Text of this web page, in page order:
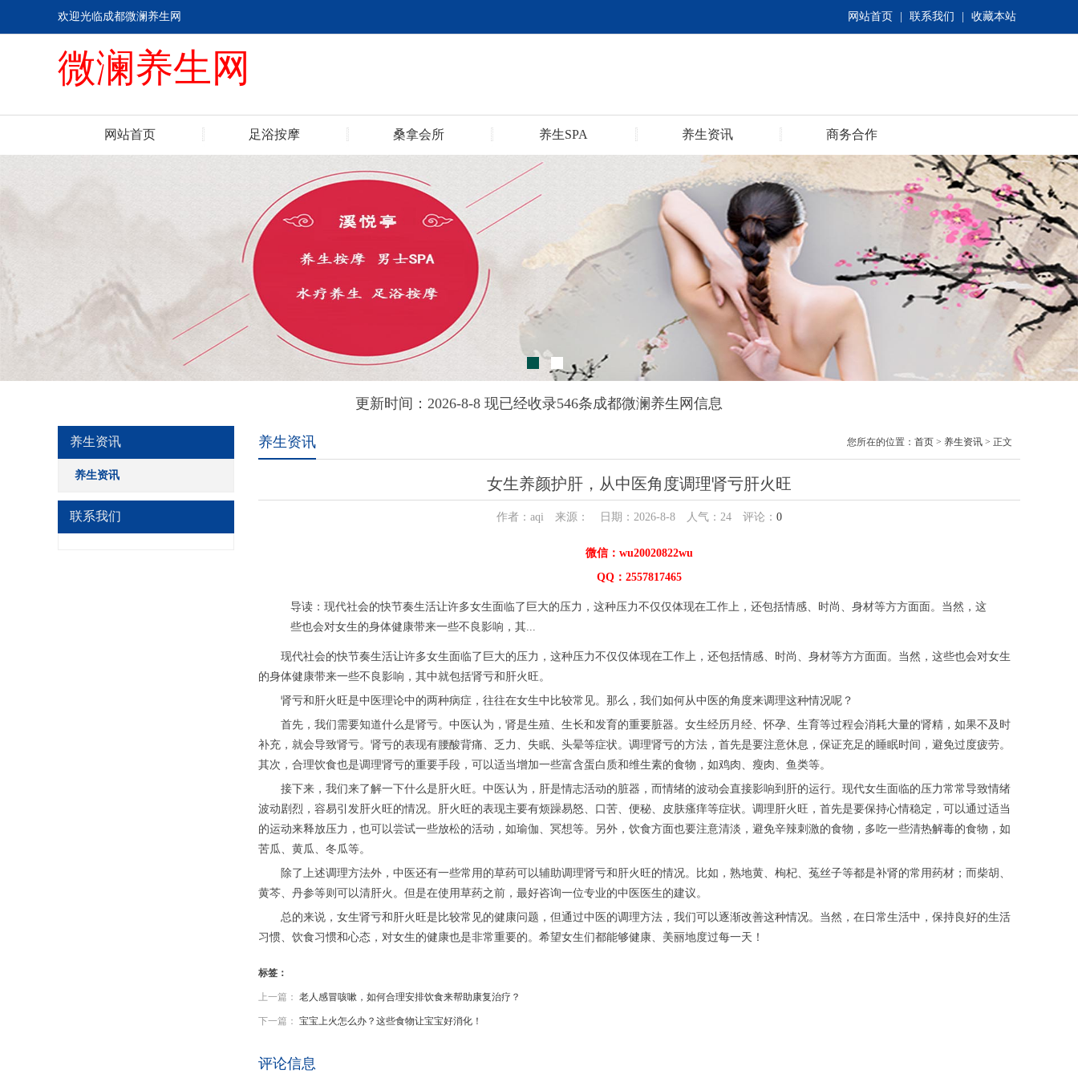
网站首页 联系我们 收藏本站
欢迎光临成都微澜养生网
微澜养生网
网站首页 足浴按摩 桑拿会所 养生SPA 养生资讯 商务合作
更新时间：2026-8-8 现已经收录546条成都微澜养生网信息
养生资讯
养生资讯
联系我们
养生资讯 您所在的位置： 首页 > 养生资讯 > 正文
女生养颜护肝，从中医角度调理肾亏肝火旺
作者：aqi 来源： 日期：2026-8-8 人气： 24 评论： 0
微信：wu20020822wu
QQ：2557817465
导读：现代社会的快节奏生活让许多女生面临了巨大的压力，这种压力不仅仅体现在工作上，还包括情感、时尚、身材等方方面面。当然，这
些也会对女生的身体健康带来一些不良影响，其...
现代社会的快节奏生活让许多女生面临了巨大的压力，这种压力不仅仅体现在工作上，还包括情感、时尚、身材等方方面面。当然，这些也会对女生
的身体健康带来一些不良影响，其中就包括肾亏和肝火旺。
肾亏和肝火旺是中医理论中的两种病症，往往在女生中比较常见。那么，我们如何从中医的角度来调理这种情况呢？
首先，我们需要知道什么是肾亏。中医认为，肾是生殖、生长和发育的重要脏器。女生经历月经、怀孕、生育等过程会消耗大量的肾精，如果不及时
补充，就会导致肾亏。肾亏的表现有腰酸背痛、乏力、失眠、头晕等症状。调理肾亏的方法，首先是要注意休息，保证充足的睡眠时间，避免过度疲劳。
其次，合理饮食也是调理肾亏的重要手段，可以适当增加一些富含蛋白质和维生素的食物，如鸡肉、瘦肉、鱼类等。
接下来，我们来了解一下什么是肝火旺。中医认为，肝是情志活动的脏器，而情绪的波动会直接影响到肝的运行。现代女生面临的压力常常导致情绪
波动剧烈，容易引发肝火旺的情况。肝火旺的表现主要有烦躁易怒、口苦、便秘、皮肤瘙痒等症状。调理肝火旺，首先是要保持心情稳定，可以通过适当
的运动来释放压力，也可以尝试一些放松的活动，如瑜伽、冥想等。另外，饮食方面也要注意清淡，避免辛辣刺激的食物，多吃一些清热解毒的食物，如
苦瓜、黄瓜、冬瓜等。
除了上述调理方法外，中医还有一些常用的草药可以辅助调理肾亏和肝火旺的情况。比如，熟地黄、枸杞、菟丝子等都是补肾的常用药材；而柴胡、
黄芩、丹参等则可以清肝火。但是在使用草药之前，最好咨询一位专业的中医医生的建议。
总的来说，女生肾亏和肝火旺是比较常见的健康问题，但通过中医的调理方法，我们可以逐渐改善这种情况。当然，在日常生活中，保持良好的生活
习惯、饮食习惯和心态，对女生的健康也是非常重要的。希望女生们都能够健康、美丽地度过每一天！
标签：
上一篇： 老人感冒咳嗽，如何合理安排饮食来帮助康复治疗？
下一篇： 宝宝上火怎么办？这些食物让宝宝好消化！
评论信息